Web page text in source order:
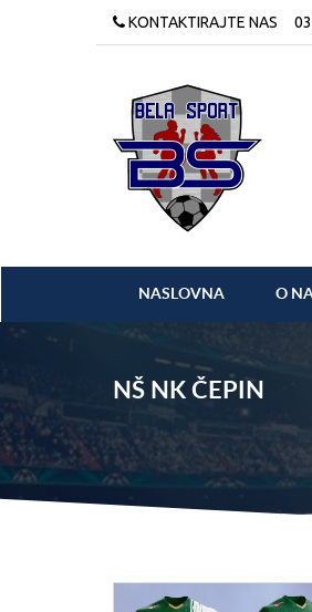
KONTAKTIRAJTE NAS
NASLOVNA O
NŠ NK ČEPIN